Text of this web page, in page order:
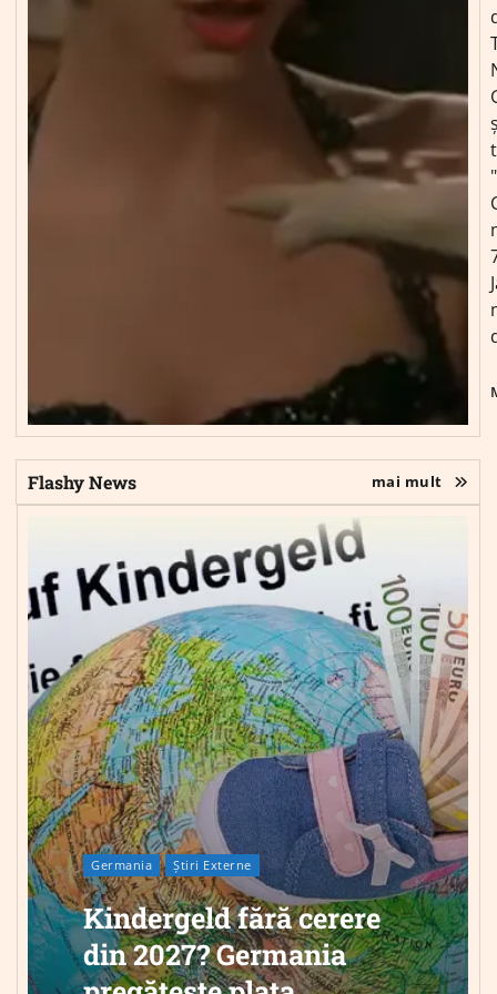
Flashy News mai mult
Germania Știri Externe
Kindergeld fără cerere
din 2027? Germania